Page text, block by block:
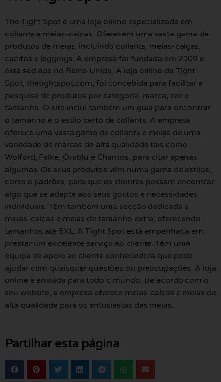
The Tight Spot é uma loja online especializada em
collants e meias-calças. Oferecem uma vasta gama de
produtos de meias, incluindo collants, meias-calças,
cacifos e leggings. A empresa foi fundada em 2009 e
está sediada no Reino Unido. A loja online da Tight
Spot, thetightspot.com, foi concebida para facilitar a
pesquisa de produtos por categoria, marca, cor e
tamanho. O site inclui também um guia para encontrar
o tamanho e o estilo certo de collants. A empresa
oferece uma vasta gama de collants e meias de uma
variedade de marcas de alta qualidade tais como
Wolford, Falke, Oroblu e Charnos, para citar apenas
algumas. Os seus produtos vêm numa gama de estilos,
cores e padrões, para que os clientes possam encontrar
algo que se adapte aos seus gostos e necessidades
individuais. Têm também uma secção dedicada a
meias-calças e meias de tamanho extra, oferecendo
tamanhos até 5XL. A Tight Spot está empenhada em
prestar um excelente serviço ao cliente. Têm uma
equipa de apoio ao cliente conhecedora que pode
ajudar com quaisquer questões ou preocupações. A loja
online é enviada para todo o mundo. De acordo com o
seu website, a empresa oferece meias-calças e meias de
alta qualidade para os entusiastas das meias.
Partilhar esta página